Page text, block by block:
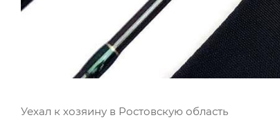
Уехал к хозяину в Ростовскую область